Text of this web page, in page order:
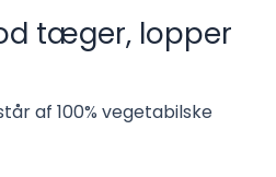
tæger, lopper
af 100% vegetabilske